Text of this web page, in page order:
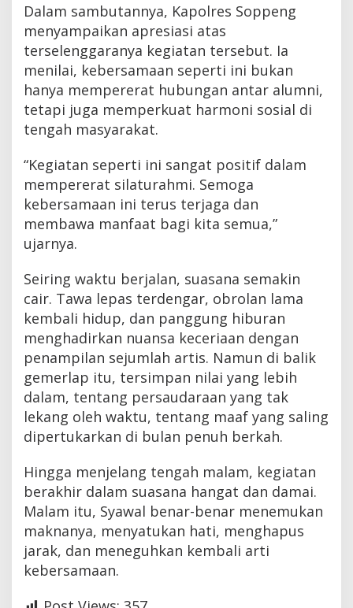
Dalam sambutannya, Kapolres Soppeng
menyampaikan apresiasi atas
terselenggaranya kegiatan tersebut. Ia
menilai, kebersamaan seperti ini bukan
hanya mempererat hubungan antar alumni,
tetapi juga memperkuat harmoni sosial di
tengah masyarakat.
“Kegiatan seperti ini sangat positif dalam
mempererat silaturahmi. Semoga
kebersamaan ini terus terjaga dan
membawa manfaat bagi kita semua,”
ujarnya.
Seiring waktu berjalan, suasana semakin
cair. Tawa lepas terdengar, obrolan lama
kembali hidup, dan panggung hiburan
menghadirkan nuansa keceriaan dengan
penampilan sejumlah artis. Namun di balik
gemerlap itu, tersimpan nilai yang lebih
dalam, tentang persaudaraan yang tak
lekang oleh waktu, tentang maaf yang saling
dipertukarkan di bulan penuh berkah.
Hingga menjelang tengah malam, kegiatan
berakhir dalam suasana hangat dan damai.
Malam itu, Syawal benar-benar menemukan
maknanya, menyatukan hati, menghapus
jarak, dan meneguhkan kembali arti
kebersamaan.